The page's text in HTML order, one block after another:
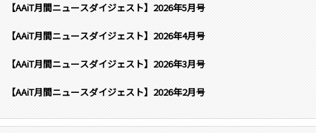
【AAiT月間ニュースダイジェスト】2026年5月号
【AAiT月間ニュースダイジェスト】2026年4月号
【AAiT月間ニュースダイジェスト】2026年3月号
【AAiT月間ニュースダイジェスト】2026年2月号